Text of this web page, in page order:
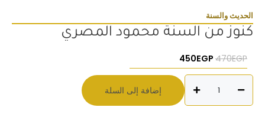
الحديث والسنة
كنوز من السنة محمود المصري
470EGP السعر الأصلي هو: 470EGP.
450EGP
كنوز
من
إضافة إلى السلة